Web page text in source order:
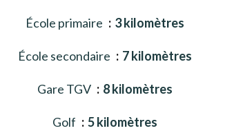
École primaire 3 kilomètres
École secondaire 7 kilomètres
Gare TGV 8 kilomètres
Golf 5 kilomètres